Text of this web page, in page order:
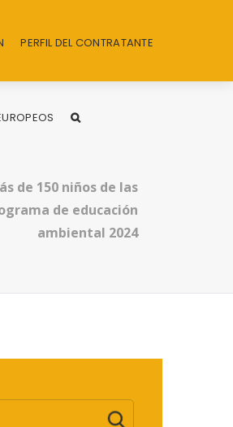
PERFIL DEL CONTRATANTE
de 150 niños de las
de educación
ambiental 2024